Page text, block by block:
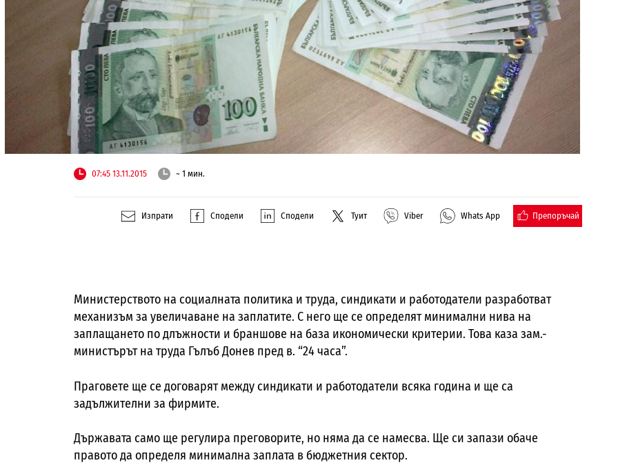
07:45 13.11.2015 ~ 1 мин.
Изпрати Сподели Сподели Туит Viber Whats App Препоръчай
Министерството на социалната политика и труда, синдикати и работодатели разработват
механизъм за увеличаване на заплатите. С него ще се определят минимални нива на
заплащането по длъжности и браншове на база икономически критерии. Това каза зам.-
министърът на труда Гълъб Донев пред в. “24 часа”.
Праговете ще се договарят между синдикати и работодатели всяка година и ще са
задължителни за фирмите.
Държавата само ще регулира преговорите, но няма да се намесва. Ще си запази обаче
правото да определя минимална заплата в бюджетния сектор.